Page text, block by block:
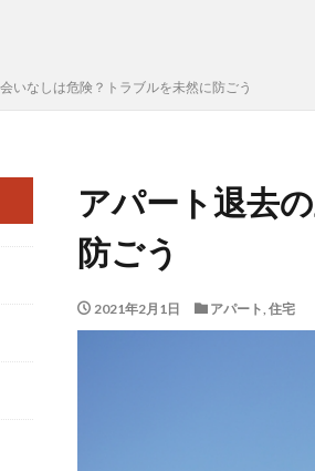
いなしは危険？トラブルを未然に防ごう
アパート退去
防ごう
2021年2月1日 アパート, 住宅